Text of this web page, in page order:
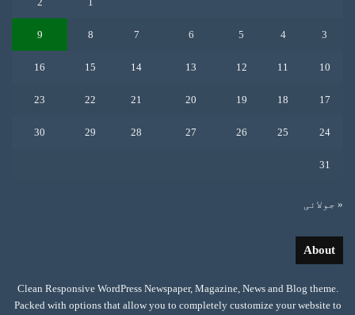
3
4
5
6
7
8
9
10
11
12
13
14
15
16
17
18
19
20
21
22
23
24
25
26
27
28
29
30
31
« جولائی
About
Clean Responsive WordPress Newspaper, Magazine, News and Blog theme.
Packed with options that allow you to completely customize your website to